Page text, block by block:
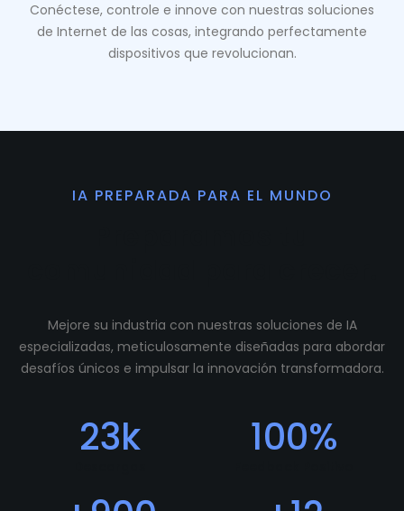
Conéctese, controle e innove con nuestras soluciones
de Internet de las cosas, integrando perfectamente
dispositivos que revolucionan.
IA PREPARADA PARA EL MUNDO
Mejore su industria con nuestras soluciones de IA
especializadas, meticulosamente diseñadas para abordar
desafíos únicos e impulsar la innovación transformadora.
23k 100%